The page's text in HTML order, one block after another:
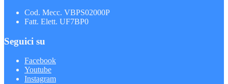
Cod. Mecc. VBPS02000P
Fatt. Elett. UF7BP0
Seguici su
Facebook
Youtube
Instagram